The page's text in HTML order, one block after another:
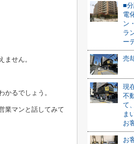
ません。
かるでしょう。
業マンと話してみて
■
電
ン
ラ
ー
売
現
不
て
ま
お
お